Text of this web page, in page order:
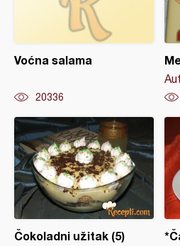
Voćna salama
20336
Čokoladni užitak (5)